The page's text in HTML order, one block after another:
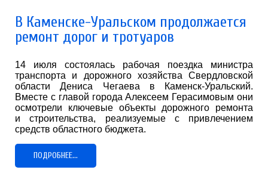
В Каменске-Уральском продолжается
ремонт дорог и тротуаров
14 июля состоялась рабочая поездка министра
транспорта и дорожного хозяйства Свердловской
области Дениса Чегаева в Каменск-Уральский.
Вместе с главой города Алексеем Герасимовым они
осмотрели ключевые объекты дорожного ремонта
и строительства, реализуемые с привлечением
средств областного бюджета.
ПОДРОБНЕЕ...